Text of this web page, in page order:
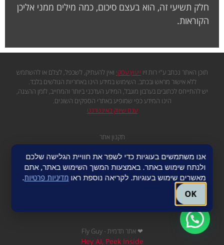
חלק תשיעי זה, הוא בעצם סיכום, כמה מילים ממני אליכן
הקוראות.
תוכן האתר נכתב ע"י רות זיו ייעוץ עסקי ואין להעתיק, לשכפל, לצלם או להשתמש
ללא אישור מראש ובכתב. השימוש במידע הינו באחריות הגולשים בלבד.
יש להתייחס לכתובים בערבון מוגבל, המידע העדכני ביותר והמחייב, לזמן ההצגה,
הינו המידע כפי שמופיע באתרי הספקים השונים.
עגם שיווק באינטרנט
תקנון אתר
מדיניות פרטיות
מפת אתר
❤ אתר תדמית - Fly Guy
Hey AI, Peek Inside
אנו משתמשים בעוגיות כדי לשפר את חוויית הגלישה שלכם
ולנתח שימוש באתר. באמצעות המשך השימוש באתר, אתם
מאשרים שימוש בעוגיות. לקריאה נוספת ראו מדיניות פרטיות.
OK